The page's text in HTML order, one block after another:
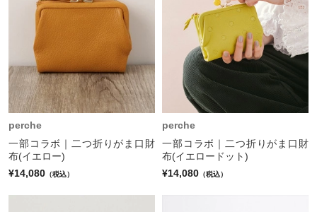
perche
一部コラボ｜二つ折りがま口財
布(イエロー)
¥14,080 （税込）
perche
一部コラボ｜二つ折りがま口財
布(イエロードット)
¥14,080 （税込）